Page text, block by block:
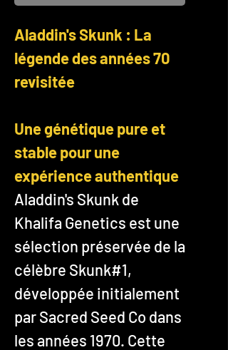
Aladdin's Skunk : La
légende des années 70
revisitée
Une génétique pure et
stable pour une
expérience authentique
Aladdin's Skunk de
Khalifa Genetics est une
sélection préservée de la
célèbre Skunk#1,
développée initialement
par Sacred Seed Co dans
les années 1970. Cette